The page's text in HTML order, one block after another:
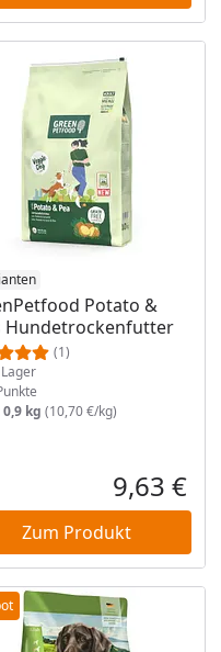
Potato &
Hundetrockenfutter
(1)
am Lager
0,9 kg (10,70 €/kg)
9,63 €
Zum Produkt